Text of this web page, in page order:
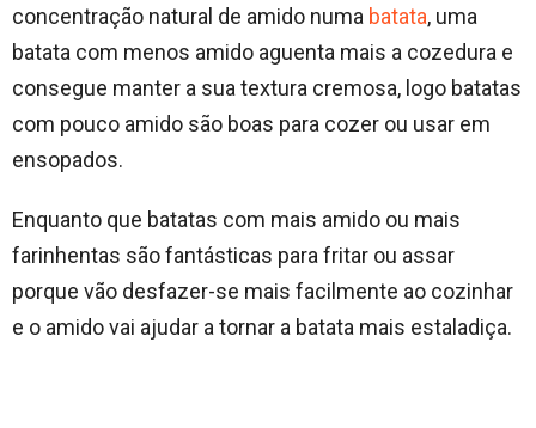
concentração natural de amido numa batata, uma
batata com menos amido aguenta mais a cozedura e
consegue manter a sua textura cremosa, logo batatas
com pouco amido são boas para cozer ou usar em
ensopados.
Enquanto que batatas com mais amido ou mais
farinhentas são fantásticas para fritar ou assar
porque vão desfazer-se mais facilmente ao cozinhar
e o amido vai ajudar a tornar a batata mais estaladiça.